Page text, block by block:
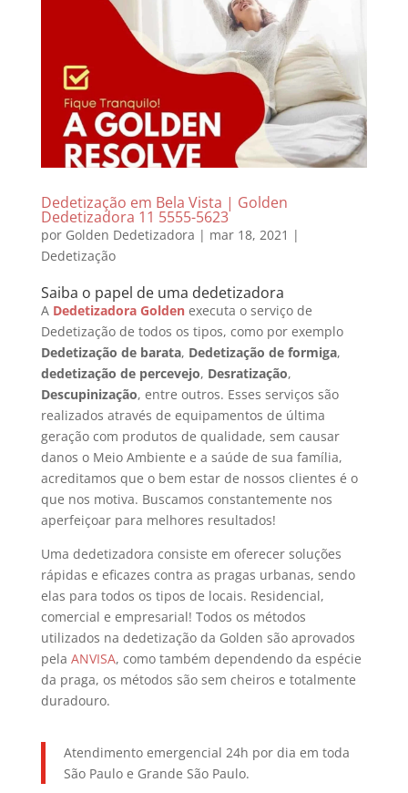
Dedetização em Bela Vista | Golden
Dedetizadora 11 5555-5623
por Golden Dedetizadora | mar 18, 2021 |
Dedetização
Saiba o papel de uma dedetizadora
A Dedetizadora Golden executa o serviço de
Dedetização de todos os tipos, como por exemplo
Dedetização de barata, Dedetização de formiga,
dedetização de percevejo, Desratização,
Descupinização, entre outros. Esses serviços são
realizados através de equipamentos de última
geração com produtos de qualidade, sem causar
danos o Meio Ambiente e a saúde de sua família,
acreditamos que o bem estar de nossos clientes é o
que nos motiva. Buscamos constantemente nos
aperfeiçoar para melhores resultados!
Uma dedetizadora consiste em oferecer soluções
rápidas e eficazes contra as pragas urbanas, sendo
elas para todos os tipos de locais. Residencial,
comercial e empresarial! Todos os métodos
utilizados na dedetização da Golden são aprovados
pela ANVISA, como também dependendo da espécie
da praga, os métodos são sem cheiros e totalmente
duradouro.
Atendimento emergencial 24h por dia em toda
São Paulo e Grande São Paulo.